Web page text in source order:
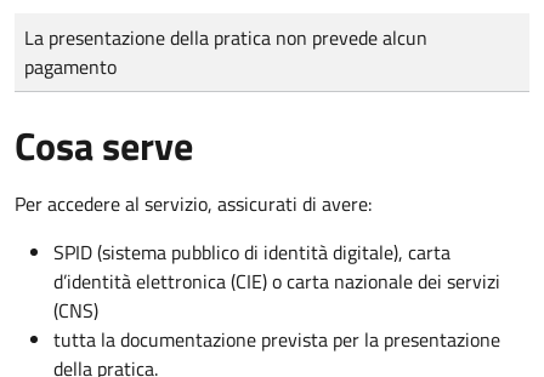
Tipo di pagamento
Importo
La presentazione della pratica non prevede alcun
pagamento
Cosa serve
Per accedere al servizio, assicurati di avere:
SPID (sistema pubblico di identità digitale), carta
d’identità elettronica (CIE) o carta nazionale dei servizi
(CNS)
tutta la documentazione prevista per la presentazione
della pratica.